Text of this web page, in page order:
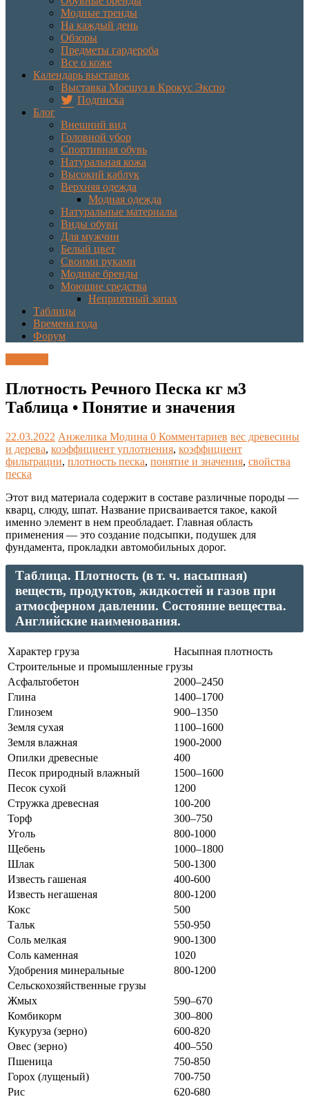
Модные тренды
На каждый день
Обзоры
Предметы гардероба
Все о коже
Календарь выставок
Выставка Мосшуз в Крокус Экспо
Подписка
Блог
Внешний вид
Головной убор
Спортивная обувь
Натуральная кожа
Высокий каблук
Верхняя одежда
Модная одежда
Натуральные материалы
Виды обуви
Для мужчин
Белый цвет
Своими руками
Модные бренды
Моющие средства
Неприятный запах
Таблицы
Времена года
Форум
Плотность Речного Песка кг м3
Таблица • Понятие и значения
22.03.2022 Анжелика Модина 0 Комментариев вес древесины
и дерева, коэффициент уплотнения, коэффициент
фильтрации, плотность песка, понятие и значения, свойства
песка
Этот вид материала содержит в составе различные породы —
кварц, слюду, шпат. Название присваивается такое, какой
именно элемент в нем преобладает. Главная область
применения — это создание подсыпки, подушек для
фундамента, прокладки автомобильных дорог.
Таблица. Плотность (в т. ч. насыпная)
веществ, продуктов, жидкостей и газов при
атмосферном давлении. Состояние вещества.
Английские наименования.
Характер груза
Насыпная плотность
Строительные и промышленные грузы
Асфальтобетон
2000–2450
Глина
1400–1700
Глинозем
900–1350
Земля сухая
1100–1600
Земля влажная
1900-2000
Опилки древесные
400
Песок природный влажный
1500–1600
Песок сухой
1200
Стружка древесная
100-200
Торф
300–750
Уголь
800-1000
Щебень
1000–1800
Шлак
500-1300
Известь гашеная
400-600
Известь негашеная
800-1200
Кокс
500
Тальк
550-950
Соль мелкая
900-1300
Соль каменная
1020
Удобрения минеральные
800-1200
Сельскохозяйственные грузы
Жмых
590–670
Комбикорм
300–800
Кукуруза (зерно)
600-820
Овес (зерно)
400–550
Пшеница
750-850
Горох (лущеный)
700-750
Рис
620-680